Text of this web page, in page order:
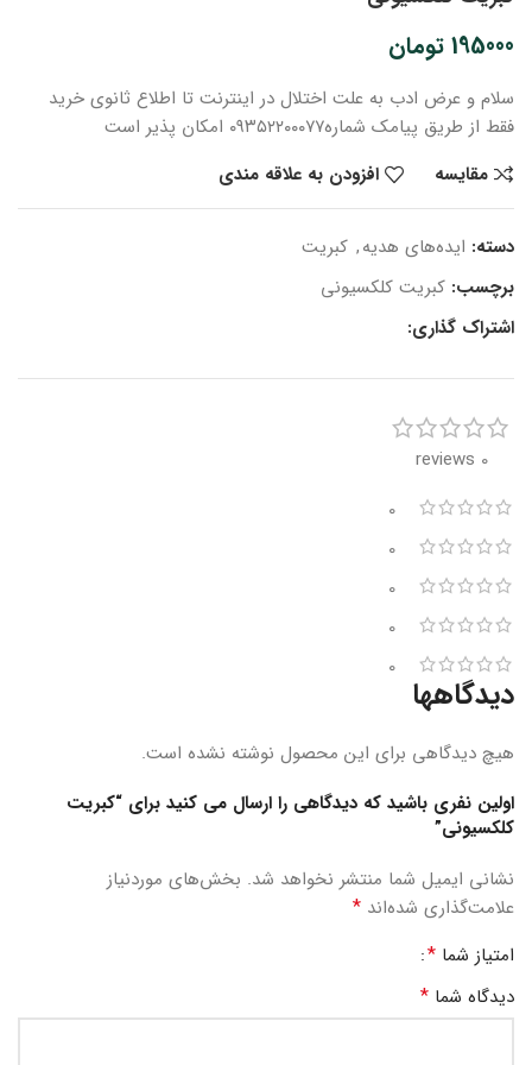
195000 تومان
سلام و عرض ادب به علت اختلال در اینترنت تا اطلاع ثانوی خرید
فقط از طریق پیامک شماره۰۹۳۵۲۲۰۰۰۷۷ امکان پذیر است
مقایسه
افزودن به علاقه مندی
دسته: ایده‌های هدیه, کبریت
برچسب: کبریت کلکسیونی
اشتراک گذاری:
0 reviews
0
0
0
0
0
دیدگاهها
هیچ دیدگاهی برای این محصول نوشته نشده است.
اولین نفری باشید که دیدگاهی را ارسال می کنید برای “کبریت
کلکسیونی”
نشانی ایمیل شما منتشر نخواهد شد. بخش‌های موردنیاز
علامت‌گذاری شده‌اند *
امتیاز شما *
دیدگاه شما *